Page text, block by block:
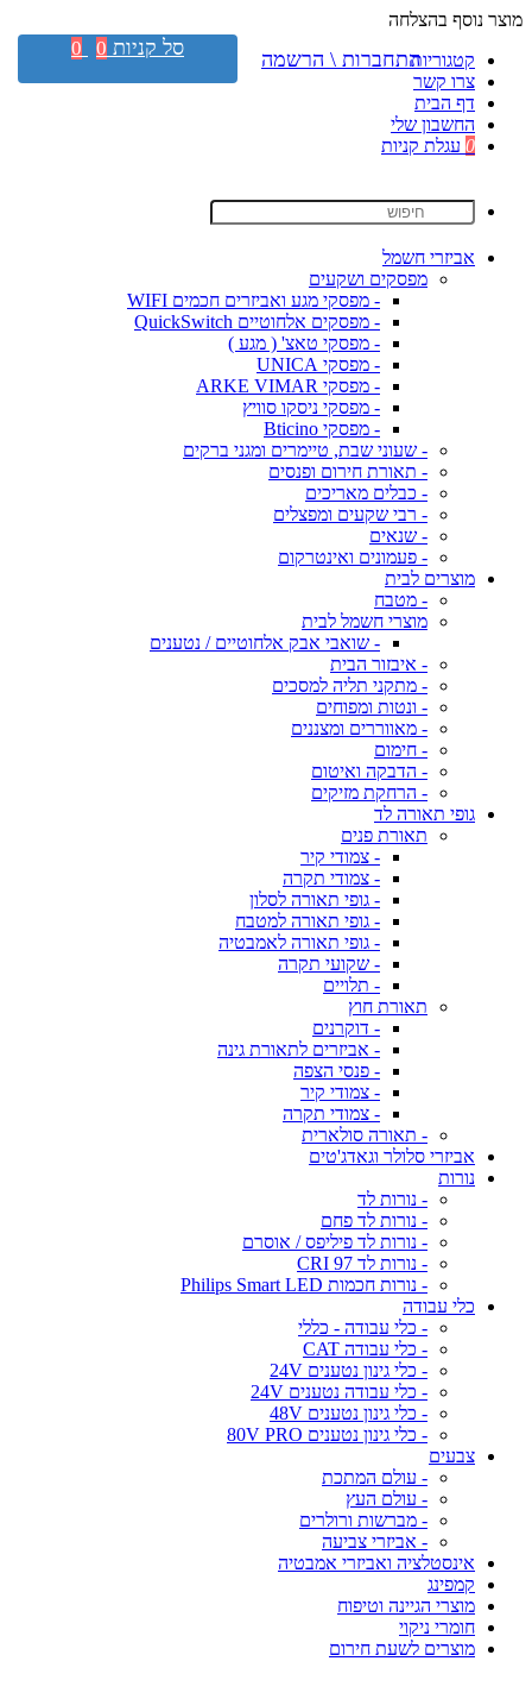
מוצר נוסף בהצלחה
קטגוריות
צרו קשר
דף הבית
החשבון שלי
0 עגלת קניות
אביזרי חשמל
מפסקים ושקעים
- מפסקי מגע ואביזרים חכמים WIFI
- מפסקים אלחוטיים QuickSwitch
- מפסקי טאצ' ( מגע )
- מפסקי UNICA
- מפסקי ARKE VIMAR
- מפסקי ניסקו סוויץ
- מפסקי Bticino
- שעוני שבת, טיימרים ומגני ברקים
- תאורת חירום ופנסים
- כבלים מאריכים
- רבי שקעים ומפצלים
- שנאים
- פעמונים ואינטרקום
מוצרים לבית
- מטבח
מוצרי חשמל לבית
- שואבי אבק אלחוטיים / נטענים
- איבזור הבית
- מתקני תליה למסכים
- ונטות ומפוחים
- מאווררים ומצננים
- חימום
- הדבקה ואיטום
- הרחקת מזיקים
גופי תאורה לד
תאורת פנים
- צמודי קיר
- צמודי תקרה
- גופי תאורה לסלון
- גופי תאורה למטבח
- גופי תאורה לאמבטיה
- שקועי תקרה
- תלויים
תאורת חוץ
- דוקרנים
- אביזרים לתאורת גינה
- פנסי הצפה
- צמודי קיר
- צמודי תקרה
- תאורה סולארית
אביזרי סלולר וגאדג'טים
נורות
- נורות לד
- נורות לד פחם
- נורות לד פיליפס / אוסרם
- נורות לד CRI 97
- נורות חכמות Philips Smart LED
כלי עבודה
- כלי עבודה - כללי
- כלי עבודה CAT
- כלי גינון נטענים 24V
- כלי עבודה נטענים 24V
- כלי גינון נטענים 48V
- כלי גינון נטענים 80V PRO
צבעים
- עולם המתכת
- עולם העץ
- מברשות ורולרים
- אביזרי צביעה
אינסטלציה ואביזרי אמבטיה
קמפינג
מוצרי הגיינה וטיפוח
חומרי ניקוי
מוצרים לשעת חירום
התחברות \ הרשמה סל קניות 0
0